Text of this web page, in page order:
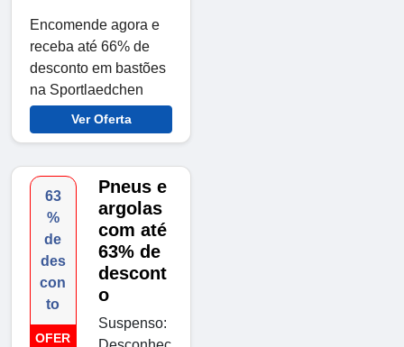
Encomende agora e
receba até 66% de
desconto em bastões
na Sportlaedchen
Ver Oferta
63
%
de
des
con
to
OFER
Pneus e
argolas
com até
63% de
descont
o
Suspenso: